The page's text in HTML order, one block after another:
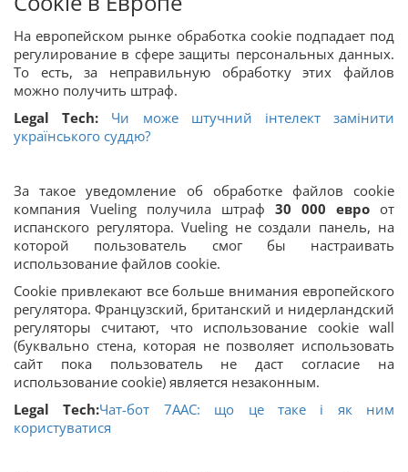
На европейском рынке обработка cookie подпадает под
регулирование в сфере защиты персональных данных.
То есть, за неправильную обработку этих файлов
можно получить штраф.
Legal Tech:
Чи може штучний інтелект замінити
українського суддю?
За такое уведомление об обработке файлов cookie
компания Vueling получила штраф 30 000 евро от
испанского регулятора. Vueling не создали панель, на
которой пользователь смог бы настраивать
использование файлов cookie.
Cookie привлекают все больше внимания европейского
регулятора. Французский, британский и нидерландский
регуляторы считают, что использование cookie wall
(буквально стена, которая не позволяет использовать
сайт пока пользователь не даст согласие на
использование cookie) является незаконным.
Legal Tech:Чат-бот 7ААС: що це таке і як ним
користуватися